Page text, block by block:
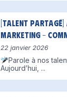
[Talent partagé]
Marketing –
22 janvier 2026
Parole à nos
Aujourd’hui, ...